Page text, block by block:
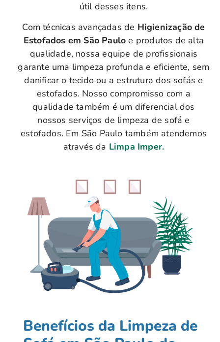
útil desses itens.
Com técnicas avançadas de Higienização de
Estofados em São Paulo e produtos de alta
qualidade, nossa equipe de profissionais
garante uma limpeza profunda e eficiente, sem
danificar o tecido ou a estrutura dos sofás e
estofados. Nosso compromisso com a
qualidade também é um diferencial dos
nossos serviços de limpeza de sofá e
estofados. Em São Paulo também atendemos
através da Limpa Imper.
Benefícios da Limpeza de